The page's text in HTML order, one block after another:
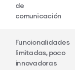
de
comunicación
Funcionalidades
limitadas, poco
innovadoras